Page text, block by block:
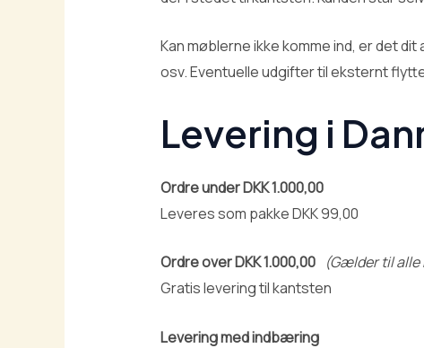
Kan møblerne ikke komme ind, er det
osv. Eventuelle udgifter til eksternt
Levering i
Ordre under DKK 1.000,00
Leveres som pakke DKK 99,00
Ordre over DKK 1.000,00
(Gælder til alle
Gratis levering til kantsten
Levering med indbæring